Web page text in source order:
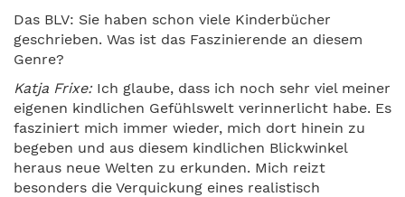
Das BLV: Sie haben schon viele Kinderbücher
geschrieben. Was ist das Faszinierende an diesem
Genre?
Katja Frixe:Ich glaube, dass ich noch sehr viel meiner
eigenen kindlichen Gefühlswelt verinnerlicht habe. Es
fasziniert mich immer wieder, mich dort hinein zu
begeben und aus diesem kindlichen Blickwinkel
heraus neue Welten zu erkunden. Mich reizt
besonders die Verquickung eines realistisch